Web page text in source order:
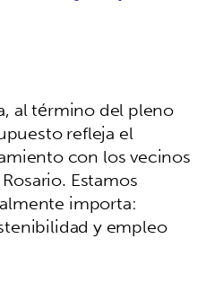
al término del pleno
refleja el
con los vecinos
Estamos
importa:
y empleo